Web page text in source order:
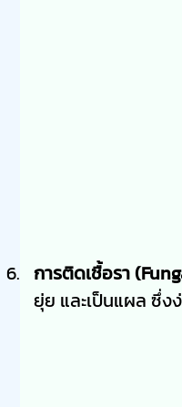
การติดเชื้อรา
ยุ่ย และเป็นแผล ซึ่ง